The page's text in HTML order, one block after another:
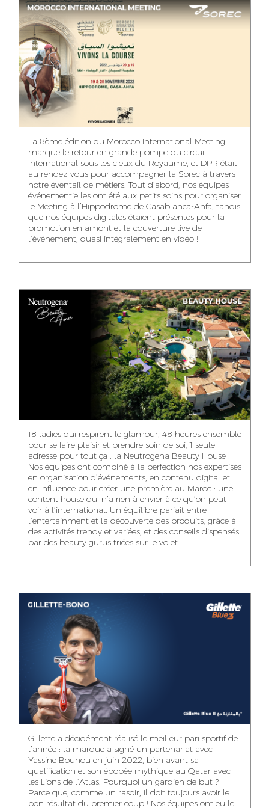
ASMAA MAZZI
ACCOUNT
DIRECTOR
TAHA EL BEIDORI
ART DIRECTOR
FINANCIAL
MANAGER
ACCOUNT
MANAGER
BOUDAR
ART DIRECTOR
FATIMA ZAHRA
DEBBAGH
ACCOUNT
MOHAMED
HARRATIA
DIGITAL MANAGER
NABILA SAMOUN
MEDIA ANALYST
GHITA EL ARABI
EZZAKI SALMA
ACCOUNT
MANAGER
ANASS ELRHAZI
EDITORIAL
MANAGER AND
CONTENT
YAHYA LOULIDI
MEDIA RELATIONS
MANAGER
NIAMA EL YOSSRI
DIGITAL MANAGER
WA-IL ZRYOUIL
PUBLIC RELATIONS
CONSULTANT
NOUREDDINE
SAMADI
ART DIRECTOR
MOHAMED
LEHMOUM
ART DIRECTOR
MEHDI ZERRAD
MANAGER
CHAIMAA
DIGITAL MANAGER
IDMOUSSA SAFAA
PUBLIC RELATIONS
CONSULTANT
NOUHAILA DIKER
IMANE LACHGUER
EXECUTIVE
DOUNIA SADOUK
ACCOUNTANT
OUSSAMA
BENHAMOU
GRAPHIC
DESIGNER
La 8ème édition du Morocco International Meeting
marque le retour en grande pompe du circuit
international sous les cieux du Royaume, et DPR était
au rendez-vous pour accompagner la Sorec à travers
notre éventail de métiers. Tout d’abord, nos équipes
événementielles ont été aux petits soins pour organiser
le Meeting à l’Hippodrome de Casablanca-Anfa, tandis
que nos équipes digitales étaient présentes pour la
promotion en amont et la couverture live de
l’événement, quasi intégralement en vidéo !
18 ladies qui respirent le glamour, 48 heures ensemble
pour se faire plaisir et prendre soin de soi, 1 seule
adresse pour tout ça : la Neutrogena Beauty House !
Nos équipes ont combiné à la perfection nos expertises
en organisation d’événements, en contenu digital et
en influence pour créer une première au Maroc : une
content house qui n’a rien à envier à ce qu’on peut
voir à l’international. Un équilibre parfait entre
l’entertainment et la découverte des produits, grâce à
des activités trendy et variées, et des conseils dispensés
par des beauty gurus triées sur le volet.
Gillette a décidément réalisé le meilleur pari sportif de
l’année : la marque a signé un partenariat avec
Yassine Bounou en juin 2022, bien avant sa
qualification et son épopée mythique au Qatar avec
les Lions de l’Atlas. Pourquoi un gardien de but ?
Parce que, comme un rasoir, il doit toujours avoir le
bon résultat du premier coup ! Nos équipes ont eu le